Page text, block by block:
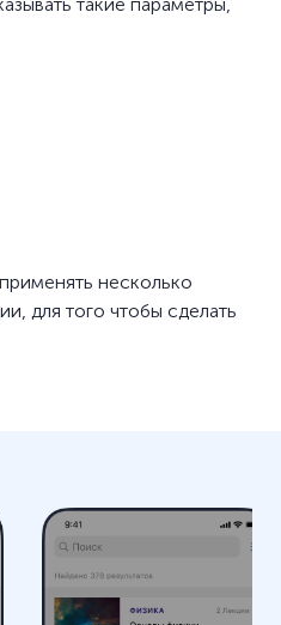
несколько
для того чтобы сделать